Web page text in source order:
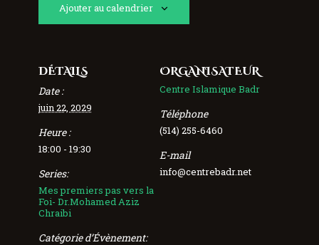
Ajouter au calendrier
DÉTAILS
Date :
juin 22, 2029
Heure :
18:00 - 19:30
Series:
Mes premiers pas vers la
Foi- Dr.Mohamed Aziz
Chraibi
Catégorie d’Évènement:
ORGANISATEUR
Centre Islamique Badr
Téléphone
(514) 255-6460
E-mail
info@centrebadr.net